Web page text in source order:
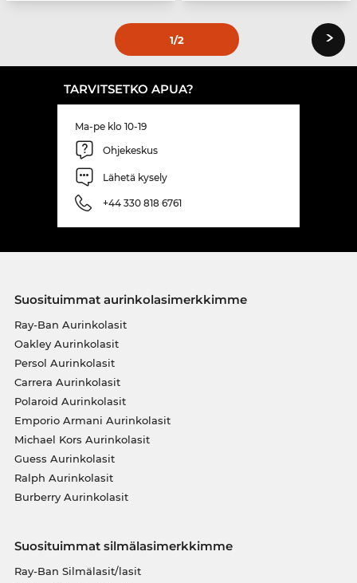
1/2 ›
TARVITSETKO APUA?
Ma-pe klo 10-19
Ohjekeskus
Lähetä kysely
+44 330 818 6761
Suosituimmat aurinkolasimerkkimme
Ray-Ban Aurinkolasit
Oakley Aurinkolasit
Persol Aurinkolasit
Carrera Aurinkolasit
Polaroid Aurinkolasit
Emporio Armani Aurinkolasit
Michael Kors Aurinkolasit
Guess Aurinkolasit
Ralph Aurinkolasit
Burberry Aurinkolasit
Suosituimmat silmälasimerkkimme
Ray-Ban Silmälasit/lasit